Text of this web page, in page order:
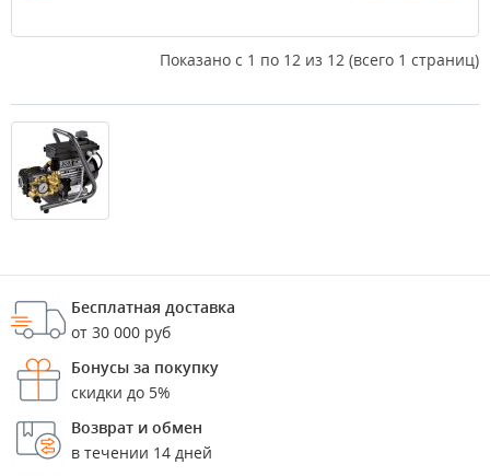
Показано с 1 по 12 из 12 (всего 1 страниц)
Бесплатная доставка
от 30 000 руб
Бонусы за покупку
скидки до 5%
Возврат и обмен
в течении 14 дней